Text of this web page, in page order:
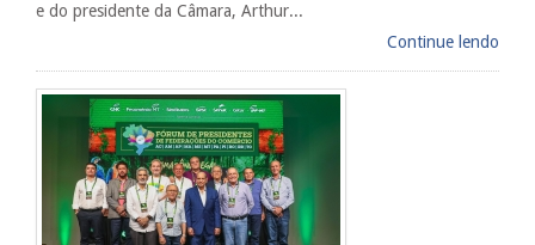
e do presidente da Câmara, Arthur...
Continue lendo